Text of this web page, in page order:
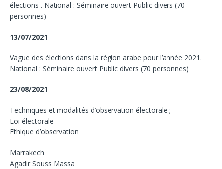
élections . National : Séminaire ouvert Public divers (70
personnes)
13/07/2021
Vague des élections dans la région arabe pour l’année 2021.
National : Séminaire ouvert Public divers (70 personnes)
23/08/2021
Techniques et modalités d’observation électorale ;
Loi électorale
Ethique d’observation
Marrakech
Agadir Souss Massa